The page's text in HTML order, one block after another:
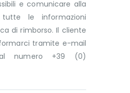
e comunicare alla
le informazioni
di rimborso. Il cliente
tramite e-mail
al numero +39 (0)